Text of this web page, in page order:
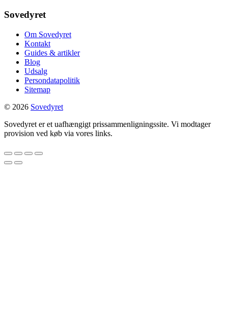
Sovedyret
Om Sovedyret
Kontakt
Guides & artikler
Blog
Udsalg
Persondatapolitik
Sitemap
© 2026 Sovedyret
Sovedyret er et uafhængigt prissammenligningssite. Vi modtager
provision ved køb via vores links.